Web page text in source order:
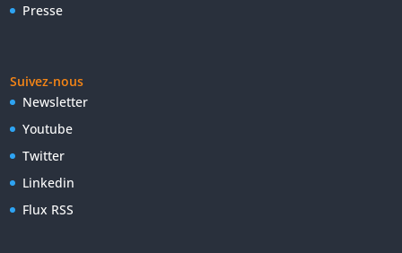
Presse
Suivez-nous
Newsletter
Youtube
Twitter
Linkedin
Flux RSS